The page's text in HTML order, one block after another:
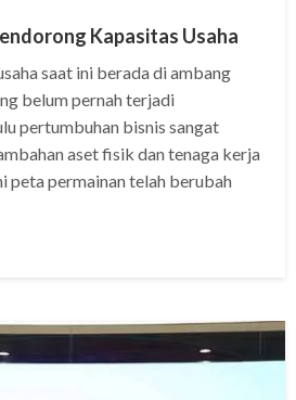
Kapasitas Usaha
saat ini berada di ambang
belum pernah terjadi
pertumbuhan bisnis sangat
aset fisik dan tenaga kerja
peta permainan telah berubah